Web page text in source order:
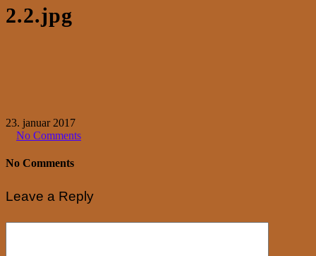
2.2.jpg
23. januar 2017
No Comments
No Comments
Leave a Reply